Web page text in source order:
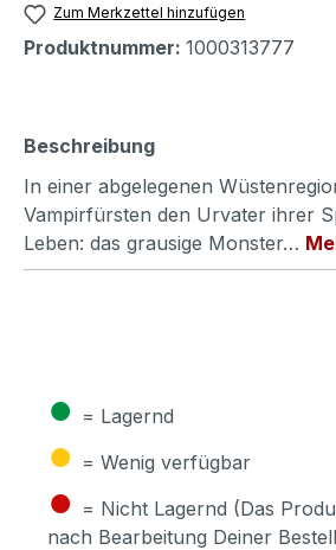
Zum Merkzettel hinzufügen
Produktnummer: 1000313777
Beschreibung
In einer abgelegenen
Vampirfürsten den Urvater ihrer
Leben: das grausige Monster…
● = Lagernd
● = Wenig verfügbar
● = Nicht Lagernd (Das
nach Bearbeitung Deiner